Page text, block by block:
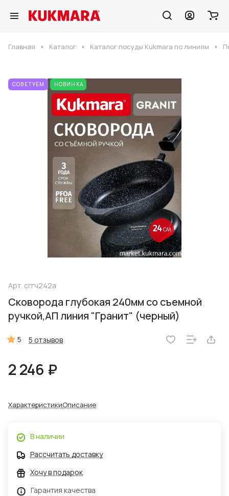
Главная Каталог Каталог посуды Kukmara по линиям
СОВЕТУЕМ НОВИНКА
Арт. сггч242а
Сковорода глубокая 240мм со съемной
ручкой,АП линия "Гранит" (черный)
5 5 отзывов
2 246 ₽
ХарактеристикиОписание
В наличии
Рассчитать доставку
Хочу в подарок
Гарантия качества